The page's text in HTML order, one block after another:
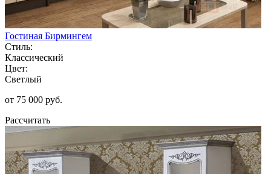
Гостиная Бирмингем
Стиль:
Классический
Цвет:
Светлый
от 75 000 руб.
Рассчитать